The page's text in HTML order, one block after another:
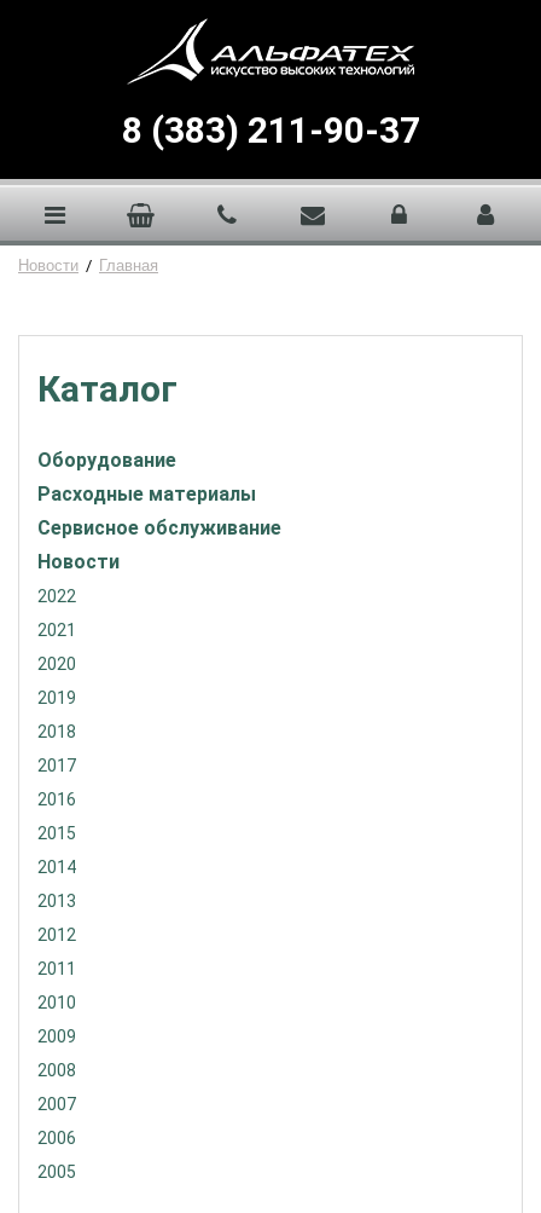
8 (383) 211-90-37
Новости / Главная
Каталог
Оборудование
Расходные материалы
Сервисное обслуживание
Новости
2022
2021
2020
2019
2018
2017
2016
2015
2014
2013
2012
2011
2010
2009
2008
2007
2006
2005